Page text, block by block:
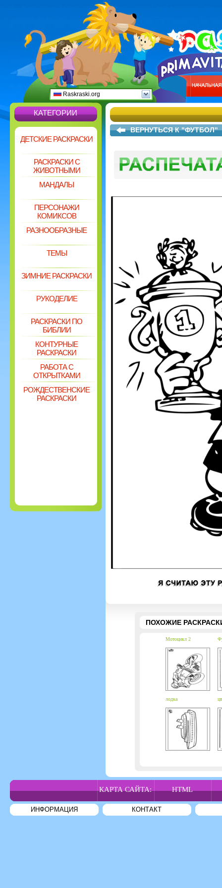
Raskraski.org
КАТЕГОРИИ
ДЕТСКИЕ РАСКРАСКИ
РАСКРАСКИ С
ЖИВОТНЫМИ
МАНДАЛЫ
ПЕРСОНАЖИ
КОМИКСОВ
РАЗНООБРАЗНЫЕ
ТЕМЫ
ЗИМНИЕ РАСКРАСКИ
РУКОДЕЛИЕ
РАСКРАСКИ ПО
БИБЛИИ
КОНТУРНЫЕ
РАСКРАСКИ
РАБОТА С
ОТКРЫТКАМИ
РОЖДЕСТВЕНСКИЕ
РАСКРАСКИ
ВЕРНУТЬСЯ К "ФУТБОЛ"
ПОХОЖИЕ
Мотоцикл 2
лодка
КАРТА САЙТА: HTML
ИНФОРМАЦИЯ КОНТАКТ